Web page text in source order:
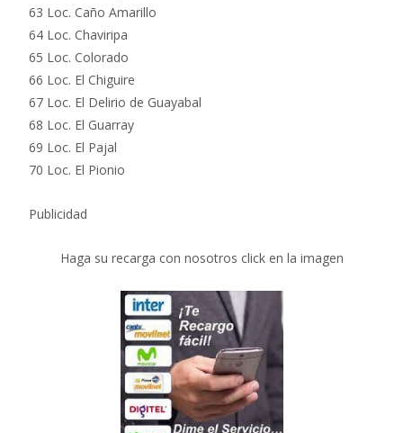
63 Loc. Caño Amarillo
64 Loc. Chaviripa
65 Loc. Colorado
66 Loc. El Chiguire
67 Loc. El Delirio de Guayabal
68 Loc. El Guarray
69 Loc. El Pajal
70 Loc. El Pionio
Publicidad
Haga su recarga con nosotros click en la imagen